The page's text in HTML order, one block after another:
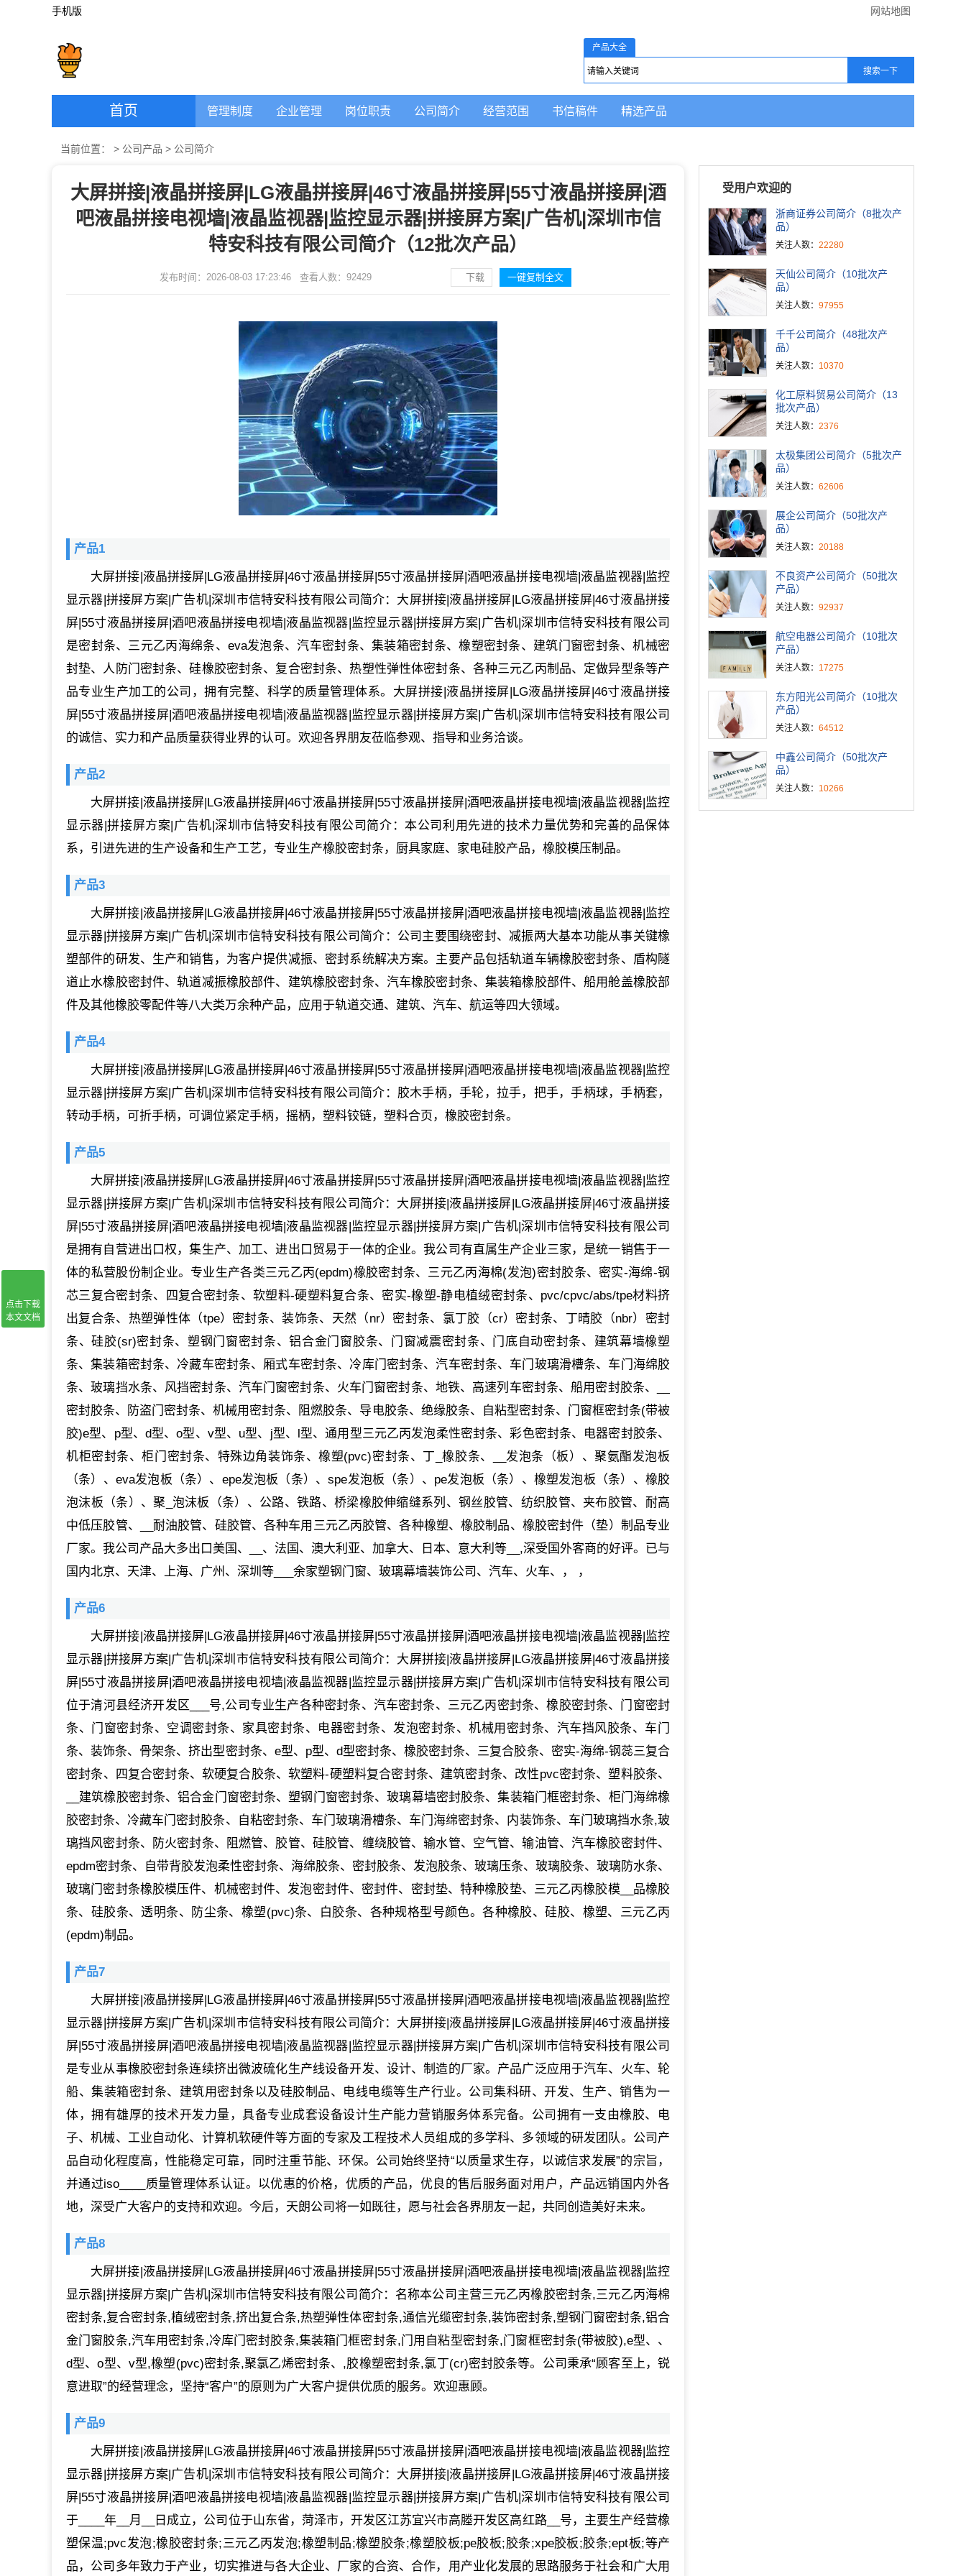
手机版 网站地图
产品大全
首页 管理制度 企业管理 岗位职责 公司简介 经营范围 书信稿件 精选产品
当前位置： > 公司产品 > 公司简介
大屏拼接|液晶拼接屏|LG液晶拼接屏|46寸液晶拼接屏|55寸液晶拼接屏|酒
吧液晶拼接电视墙|液晶监视器|监控显示器|拼接屏方案|广告机|深圳市信
特安科技有限公司简介（12批次产品）
发布时间：2026-08-03 17:23:46 查看人数： 92429 下载 一键复制全文
产品1
大屏拼接|液晶拼接屏|LG液晶拼接屏|46寸液晶拼接屏|55寸液晶拼接屏|酒吧液晶拼接电视墙|液晶监视器|监控
显示器|拼接屏方案|广告机|深圳市信特安科技有限公司简介：大屏拼接|液晶拼接屏|LG液晶拼接屏|46寸液晶拼接
屏|55寸液晶拼接屏|酒吧液晶拼接电视墙|液晶监视器|监控显示器|拼接屏方案|广告机|深圳市信特安科技有限公司
是密封条、三元乙丙海绵条、eva发泡条、汽车密封条、集装箱密封条、橡塑密封条、建筑门窗密封条、机械密
封垫、人防门密封条、硅橡胶密封条、复合密封条、热塑性弹性体密封条、各种三元乙丙制品、定做异型条等产
品专业生产加工的公司，拥有完整、科学的质量管理体系。大屏拼接|液晶拼接屏|LG液晶拼接屏|46寸液晶拼接
屏|55寸液晶拼接屏|酒吧液晶拼接电视墙|液晶监视器|监控显示器|拼接屏方案|广告机|深圳市信特安科技有限公司
的诚信、实力和产品质量获得业界的认可。欢迎各界朋友莅临参观、指导和业务洽谈。
产品2
大屏拼接|液晶拼接屏|LG液晶拼接屏|46寸液晶拼接屏|55寸液晶拼接屏|酒吧液晶拼接电视墙|液晶监视器|监控
显示器|拼接屏方案|广告机|深圳市信特安科技有限公司简介：本公司利用先进的技术力量优势和完善的品保体
系，引进先进的生产设备和生产工艺，专业生产橡胶密封条，厨具家庭、家电硅胶产品，橡胶模压制品。
产品3
大屏拼接|液晶拼接屏|LG液晶拼接屏|46寸液晶拼接屏|55寸液晶拼接屏|酒吧液晶拼接电视墙|液晶监视器|监控
显示器|拼接屏方案|广告机|深圳市信特安科技有限公司简介：公司主要围绕密封、减振两大基本功能从事关键橡
塑部件的研发、生产和销售，为客户提供减振、密封系统解决方案。主要产品包括轨道车辆橡胶密封条、盾构隧
道止水橡胶密封件、轨道减振橡胶部件、建筑橡胶密封条、汽车橡胶密封条、集装箱橡胶部件、船用舱盖橡胶部
件及其他橡胶零配件等八大类万余种产品，应用于轨道交通、建筑、汽车、航运等四大领域。
产品4
大屏拼接|液晶拼接屏|LG液晶拼接屏|46寸液晶拼接屏|55寸液晶拼接屏|酒吧液晶拼接电视墙|液晶监视器|监控
显示器|拼接屏方案|广告机|深圳市信特安科技有限公司简介：胶木手柄，手轮，拉手，把手，手柄球，手柄套，
转动手柄，可折手柄，可调位紧定手柄，摇柄，塑料铰链，塑料合页，橡胶密封条。
产品5
大屏拼接|液晶拼接屏|LG液晶拼接屏|46寸液晶拼接屏|55寸液晶拼接屏|酒吧液晶拼接电视墙|液晶监视器|监控
显示器|拼接屏方案|广告机|深圳市信特安科技有限公司简介：大屏拼接|液晶拼接屏|LG液晶拼接屏|46寸液晶拼接
屏|55寸液晶拼接屏|酒吧液晶拼接电视墙|液晶监视器|监控显示器|拼接屏方案|广告机|深圳市信特安科技有限公司
是拥有自营进出口权，集生产、加工、进出口贸易于一体的企业。我公司有直属生产企业三家，是统一销售于一
体的私营股份制企业。专业生产各类三元乙丙(epdm)橡胶密封条、三元乙丙海棉(发泡)密封胶条、密实-海绵-钢
芯三复合密封条、四复合密封条、软塑料-硬塑料复合条、密实-橡塑-静电植绒密封条、pvc/cpvc/abs/tpe材料挤
出复合条、热塑弹性体（tpe）密封条、装饰条、天然（nr）密封条、氯丁胶（cr）密封条、丁晴胶（nbr）密封
条、硅胶(sr)密封条、塑钢门窗密封条、铝合金门窗胶条、门窗减震密封条、门底自动密封条、建筑幕墙橡塑
条、集装箱密封条、冷藏车密封条、厢式车密封条、冷库门密封条、汽车密封条、车门玻璃滑槽条、车门海绵胶
条、玻璃挡水条、风挡密封条、汽车门窗密封条、火车门窗密封条、地铁、高速列车密封条、船用密封胶条、__
密封胶条、防盗门密封条、机械用密封条、阻燃胶条、导电胶条、绝缘胶条、自粘型密封条、门窗框密封条(带被
胶)e型、p型、d型、o型、v型、u型、j型、l型、通用型三元乙丙发泡柔性密封条、彩色密封条、电器密封胶条、
机柜密封条、柜门密封条、特殊边角装饰条、橡塑(pvc)密封条、丁_橡胶条、__发泡条（板）、聚氨酯发泡板
（条）、eva发泡板（条）、epe发泡板（条）、spe发泡板（条）、pe发泡板（条）、橡塑发泡板（条）、橡胶
泡沫板（条）、聚_泡沫板（条）、公路、铁路、桥梁橡胶伸缩缝系列、钢丝胶管、纺织胶管、夹布胶管、耐高
中低压胶管、__耐油胶管、硅胶管、各种车用三元乙丙胶管、各种橡塑、橡胶制品、橡胶密封件（垫）制品专业
厂家。我公司产品大多出口美国、__、法国、澳大利亚、加拿大、日本、意大利等__,深受国外客商的好评。已与
国内北京、天津、上海、广州、深圳等___余家塑钢门窗、玻璃幕墙装饰公司、汽车、火车、， ，
产品6
大屏拼接|液晶拼接屏|LG液晶拼接屏|46寸液晶拼接屏|55寸液晶拼接屏|酒吧液晶拼接电视墙|液晶监视器|监控
显示器|拼接屏方案|广告机|深圳市信特安科技有限公司简介：大屏拼接|液晶拼接屏|LG液晶拼接屏|46寸液晶拼接
屏|55寸液晶拼接屏|酒吧液晶拼接电视墙|液晶监视器|监控显示器|拼接屏方案|广告机|深圳市信特安科技有限公司
位于清河县经济开发区___号,公司专业生产各种密封条、汽车密封条、三元乙丙密封条、橡胶密封条、门窗密封
条、门窗密封条、空调密封条、家具密封条、电器密封条、发泡密封条、机械用密封条、汽车挡风胶条、车门
条、装饰条、骨架条、挤出型密封条、e型、p型、d型密封条、橡胶密封条、三复合胶条、密实-海绵-钢蕊三复合
密封条、四复合密封条、软硬复合胶条、软塑料-硬塑料复合密封条、建筑密封条、改性pvc密封条、塑料胶条、
__建筑橡胶密封条、铝合金门窗密封条、塑钢门窗密封条、玻璃幕墙密封胶条、集装箱门框密封条、柜门海绵橡
胶密封条、冷藏车门密封胶条、自粘密封条、车门玻璃滑槽条、车门海绵密封条、内装饰条、车门玻璃挡水条,玻
璃挡风密封条、防火密封条、阻燃管、胶管、硅胶管、缠绕胶管、输水管、空气管、输油管、汽车橡胶密封件、
epdm密封条、自带背胶发泡柔性密封条、海绵胶条、密封胶条、发泡胶条、玻璃压条、玻璃胶条、玻璃防水条、
玻璃门密封条橡胶模压件、机械密封件、发泡密封件、密封件、密封垫、特种橡胶垫、三元乙丙橡胶模__品橡胶
条、硅胶条、透明条、防尘条、橡塑(pvc)条、白胶条、各种规格型号颜色。各种橡胶、硅胶、橡塑、三元乙丙
(epdm)制品。
产品7
大屏拼接|液晶拼接屏|LG液晶拼接屏|46寸液晶拼接屏|55寸液晶拼接屏|酒吧液晶拼接电视墙|液晶监视器|监控
显示器|拼接屏方案|广告机|深圳市信特安科技有限公司简介：大屏拼接|液晶拼接屏|LG液晶拼接屏|46寸液晶拼接
屏|55寸液晶拼接屏|酒吧液晶拼接电视墙|液晶监视器|监控显示器|拼接屏方案|广告机|深圳市信特安科技有限公司
是专业从事橡胶密封条连续挤出微波硫化生产线设备开发、设计、制造的厂家。产品广泛应用于汽车、火车、轮
船、集装箱密封条、建筑用密封条以及硅胶制品、电线电缆等生产行业。公司集科研、开发、生产、销售为一
体，拥有雄厚的技术开发力量，具备专业成套设备设计生产能力营销服务体系完备。公司拥有一支由橡胶、电
子、机械、工业自动化、计算机软硬件等方面的专家及工程技术人员组成的多学科、多领域的研发团队。公司产
品自动化程度高，性能稳定可靠，同时注重节能、环保。公司始终坚持“以质量求生存，以诚信求发展”的宗旨，
并通过iso____质量管理体系认证。以优惠的价格，优质的产品，优良的售后服务面对用户，产品远销国内外各
地，深受广大客户的支持和欢迎。今后，天朗公司将一如既往，愿与社会各界朋友一起，共同创造美好未来。
产品8
大屏拼接|液晶拼接屏|LG液晶拼接屏|46寸液晶拼接屏|55寸液晶拼接屏|酒吧液晶拼接电视墙|液晶监视器|监控
显示器|拼接屏方案|广告机|深圳市信特安科技有限公司简介：名称本公司主营三元乙丙橡胶密封条,三元乙丙海棉
密封条,复合密封条,植绒密封条,挤出复合条,热塑弹性体密封条,通信光缆密封条,装饰密封条,塑钢门窗密封条,铝合
金门窗胶条,汽车用密封条,冷库门密封胶条,集装箱门框密封条,门用自粘型密封条,门窗框密封条(带被胶),e型、、
d型、o型、v型,橡塑(pvc)密封条,聚氯乙烯密封条、,胶橡塑密封条,氯丁(cr)密封胶条等。公司秉承“顾客至上，锐
意进取”的经营理念，坚持“客户”的原则为广大客户提供优质的服务。欢迎惠顾。
产品9
大屏拼接|液晶拼接屏|LG液晶拼接屏|46寸液晶拼接屏|55寸液晶拼接屏|酒吧液晶拼接电视墙|液晶监视器|监控
显示器|拼接屏方案|广告机|深圳市信特安科技有限公司简介：大屏拼接|液晶拼接屏|LG液晶拼接屏|46寸液晶拼接
屏|55寸液晶拼接屏|酒吧液晶拼接电视墙|液晶监视器|监控显示器|拼接屏方案|广告机|深圳市信特安科技有限公司
于____年__月__日成立，公司位于山东省，菏泽市，开发区江苏宜兴市高塍开发区高红路__号，主要生产经营橡
塑保温;pvc发泡;橡胶密封条;三元乙丙发泡;橡塑制品;橡塑胶条;橡塑胶板;pe胶板;胶条;xpe胶板;胶条;ept板;等产
品，公司多年致力于产业，切实推进与各大企业、厂家的合资、合作，用产业化发展的思路服务于社会和广大用
受用户欢迎的
浙商证券公司简介（8批次产
品）
关注人数： 22280
天仙公司简介（10批次产
品）
关注人数： 97955
千千公司简介（48批次产
品）
关注人数： 10370
化工原料贸易公司简介（13
批次产品）
关注人数： 2376
太极集团公司简介（5批次产
品）
关注人数： 62606
展企公司简介（50批次产
品）
关注人数： 20188
不良资产公司简介（50批次
产品）
关注人数： 92937
航空电器公司简介（10批次
产品）
关注人数： 17275
东方阳光公司简介（10批次
产品）
关注人数： 64512
中鑫公司简介（50批次产
品）
关注人数： 10266
点击下载
本文文档